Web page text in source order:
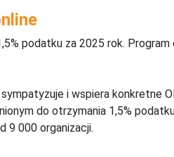
podatku za 2025 rok.
i wspiera konkretne
do otrzymania 1,5%
9 000 organizacji.